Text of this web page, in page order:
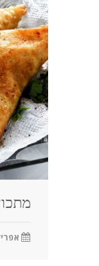
אפריל 7,